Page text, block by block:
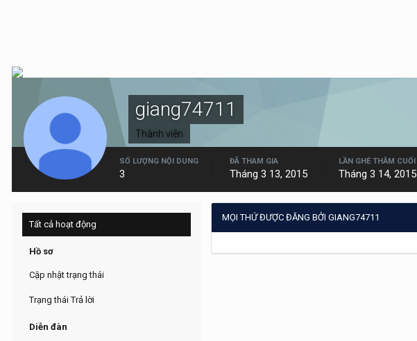
giang74711
Thành viên
SỐ LƯỢNG NỘI DUNG
3
ĐÃ THAM GIA
Tháng 3 13, 2015
LẦN GHÉ THĂM CUỐI
Tháng 3 14, 2015
Tất cả hoạt động
Hồ sơ
Cập nhật trạng thái
Trạng thái Trả lời
Diễn đàn
MỌI THỨ ĐƯỢC ĐĂNG BỞI GIANG74711